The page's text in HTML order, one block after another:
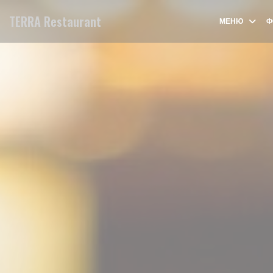
TERRA Restaurant МЕНЮ